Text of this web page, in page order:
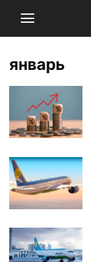
январь